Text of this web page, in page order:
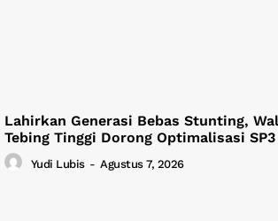
Lahirkan Generasi Bebas Stunting,
Tebing Tinggi Dorong Optimalisasi
Yudi Lubis - Agustus 7, 2026